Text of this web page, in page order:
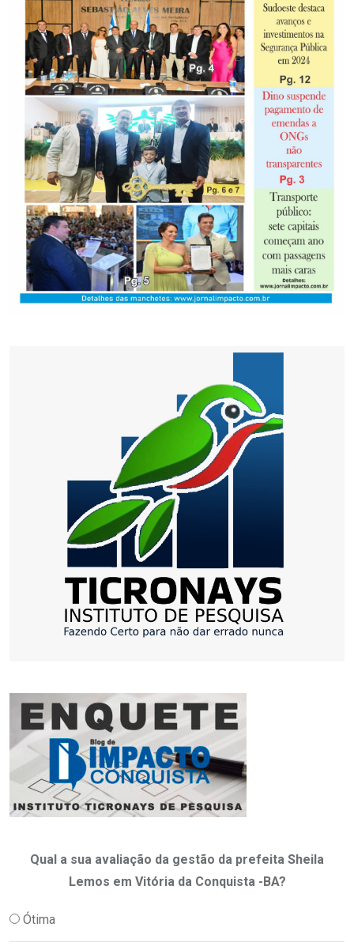
Qual a sua avaliação da gestão da prefeita Sheila
Lemos em Vitória da Conquista -BA?
Ótima